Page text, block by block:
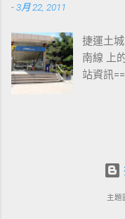
站 ] - [
善導寺
忠孝敦
-3月 22, 2011
捷運土
南線 上
站資訊
站 ] ----
寺站 ] -
[ 忠孝主題